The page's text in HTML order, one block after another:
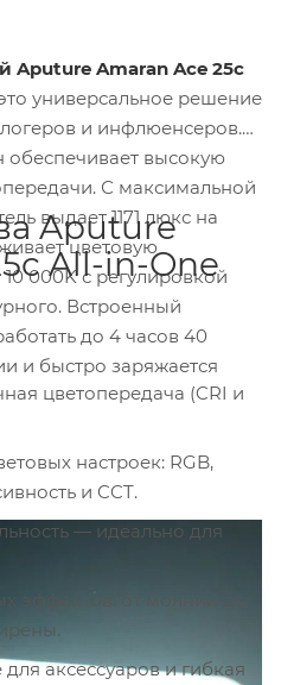
Aputure Amaran Ace 25c
универсальное решение
и инфлюенсеров.
высокую
С максимальной
выдает 1171 люкс на
цветовую
000K с регулировкой
Встроенный
до 4 часов 40
и быстро заряжается
Aputure
All-in-One
цветопередача (CRI и
настроек: RGB,
и CCT.
— идеально для
эффектов: от молнии до
аксессуаров и гибкая